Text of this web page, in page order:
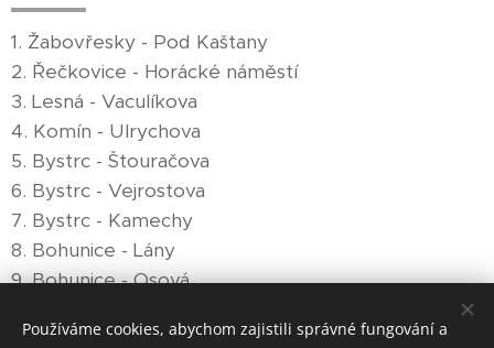
1. Žabovřesky - Pod Kaštany
2. Řečkovice - Horácké náměstí
3. Lesná - Vaculíkova
4. Komín - Ulrychova
5. Bystrc - Štouračova
6. Bystrc - Vejrostova
7. Bystrc - Kamechy
8. Bohunice - Lány
9. Bohunice - Osová
Používáme cookies, abychom zajistili správné fungování a